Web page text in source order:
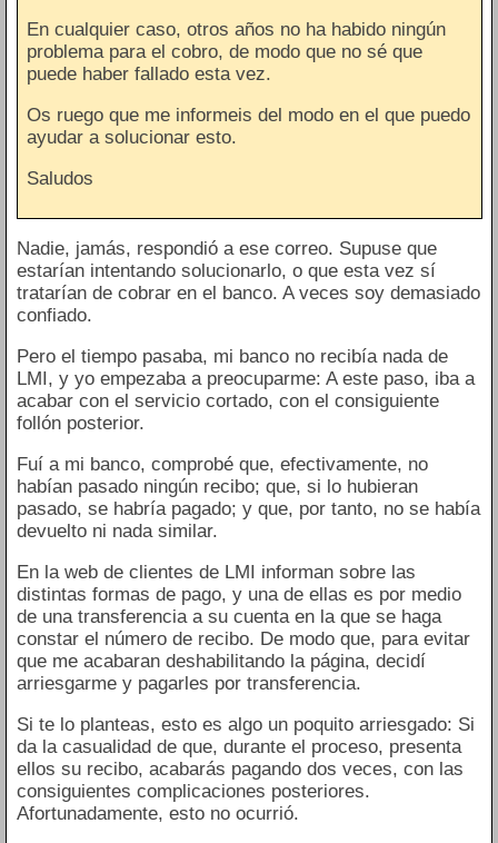
En cualquier caso, otros años no ha habido ningún
problema para el cobro, de modo que no sé que
puede haber fallado esta vez.
Os ruego que me informeis del modo en el que puedo
ayudar a solucionar esto.
Saludos
Nadie, jamás, respondió a ese correo. Supuse que
estarían intentando solucionarlo, o que esta vez sí
tratarían de cobrar en el banco. A veces soy demasiado
confiado.
Pero el tiempo pasaba, mi banco no recibía nada de
LMI, y yo empezaba a preocuparme: A este paso, iba a
acabar con el servicio cortado, con el consiguiente
follón posterior.
Fuí a mi banco, comprobé que, efectivamente, no
habían pasado ningún recibo; que, si lo hubieran
pasado, se habría pagado; y que, por tanto, no se había
devuelto ni nada similar.
En la web de clientes de LMI informan sobre las
distintas formas de pago, y una de ellas es por medio
de una transferencia a su cuenta en la que se haga
constar el número de recibo. De modo que, para evitar
que me acabaran deshabilitando la página, decidí
arriesgarme y pagarles por transferencia.
Si te lo planteas, esto es algo un poquito arriesgado: Si
da la casualidad de que, durante el proceso, presenta
ellos su recibo, acabarás pagando dos veces, con las
consiguientes complicaciones posteriores.
Afortunadamente, esto no ocurrió.